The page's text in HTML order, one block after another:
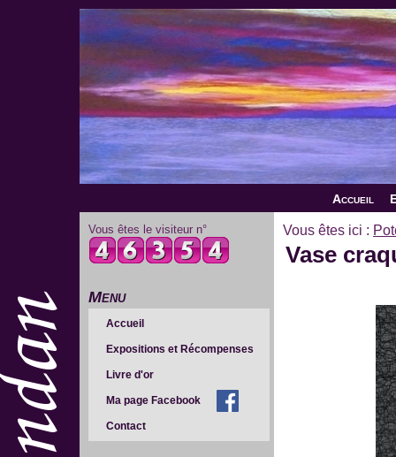
Accueil
Vous êtes le visiteur n°
Menu
Accueil
Expositions et Récompenses
Livre d'or
Ma page Facebook
Contact
Vous êtes ici :
Vase